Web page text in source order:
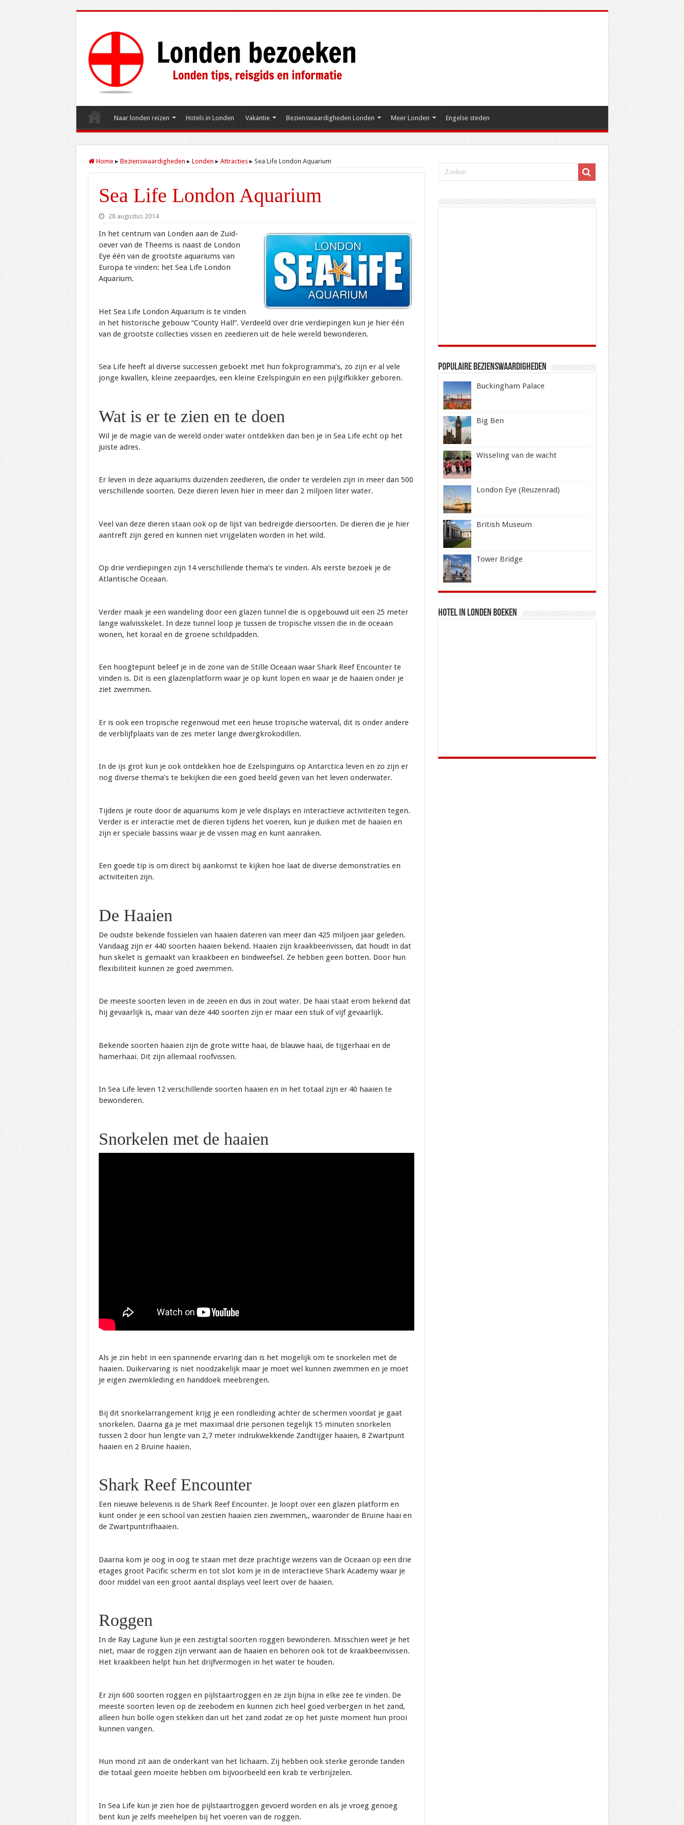
Naar londen reizen Hotels in Londen Vakantie Bezienswaardigheden Londen Meer Londen Engelse steden
Home ▸ Bezienswaardigheden ▸ Londen ▸ Attracties ▸ Sea Life London Aquarium
Sea Life London Aquarium
28 augustus 2014
In het centrum van Londen aan de Zuid-
oever van de Theems is naast de London
Eye één van de grootste aquariums van
Europa te vinden: het Sea Life London
Aquarium.
Het Sea Life London Aquarium is te vinden
in het historische gebouw “County Hall”. Verdeeld over drie verdiepingen kun je hier één
van de grootste collecties vissen en zeedieren uit de hele wereld bewonderen.
Sea Life heeft al diverse successen geboekt met hun fokprogramma’s, zo zijn er al vele
jonge kwallen, kleine zeepaardjes, een kleine Ezelspinguïn en een pijlgifkikker geboren.
Wat is er te zien en te doen
Wil je de magie van de wereld onder water ontdekken dan ben je in Sea Life echt op het
juiste adres.
Er leven in deze aquariums duizenden zeedieren, die onder te verdelen zijn in meer dan 500
verschillende soorten. Deze dieren leven hier in meer dan 2 miljoen liter water.
Veel van deze dieren staan ook op de lijst van bedreigde diersoorten. De dieren die je hier
aantreft zijn gered en kunnen niet vrijgelaten worden in het wild.
Op drie verdiepingen zijn 14 verschillende thema’s te vinden. Als eerste bezoek je de
Atlantische Oceaan.
Verder maak je een wandeling door een glazen tunnel die is opgebouwd uit een 25 meter
lange walvisskelet. In deze tunnel loop je tussen de tropische vissen die in de oceaan
wonen, het koraal en de groene schildpadden.
Een hoogtepunt beleef je in de zone van de Stille Oceaan waar Shark Reef Encounter te
vinden is. Dit is een glazenplatform waar je op kunt lopen en waar je de haaien onder je
ziet zwemmen.
Er is ook een tropische regenwoud met een heuse tropische waterval, dit is onder andere
de verblijfplaats van de zes meter lange dwergkrokodillen.
In de ijs grot kun je ook ontdekken hoe de Ezelspinguïns op Antarctica leven en zo zijn er
nog diverse thema’s te bekijken die een goed beeld geven van het leven onderwater.
Tijdens je route door de aquariums kom je vele displays en interactieve activiteiten tegen.
Verder is er interactie met de dieren tijdens het voeren, kun je duiken met de haaien en
zijn er speciale bassins waar je de vissen mag en kunt aanraken.
Een goede tip is om direct bij aankomst te kijken hoe laat de diverse demonstraties en
activiteiten zijn.
De Haaien
De oudste bekende fossielen van haaien dateren van meer dan 425 miljoen jaar geleden.
Vandaag zijn er 440 soorten haaien bekend. Haaien zijn kraakbeenvissen, dat houdt in dat
hun skelet is gemaakt van kraakbeen en bindweefsel. Ze hebben geen botten. Door hun
flexibiliteit kunnen ze goed zwemmen.
De meeste soorten leven in de zeeën en dus in zout water. De haai staat erom bekend dat
hij gevaarlijk is, maar van deze 440 soorten zijn er maar een stuk of vijf gevaarlijk.
Bekende soorten haaien zijn de grote witte haai, de blauwe haai, de tijgerhaai en de
hamerhaai. Dit zijn allemaal roofvissen.
In Sea Life leven 12 verschillende soorten haaien en in het totaal zijn er 40 haaien te
bewonderen.
Snorkelen met de haaien
Als je zin hebt in een spannende ervaring dan is het mogelijk om te snorkelen met de
haaien. Duikervaring is niet noodzakelijk maar je moet wel kunnen zwemmen en je moet
je eigen zwemkleding en handdoek meebrengen.
Bij dit snorkelarrangement krijg je een rondleiding achter de schermen voordat je gaat
snorkelen. Daarna ga je met maximaal drie personen tegelijk 15 minuten snorkelen
tussen 2 door hun lengte van 2,7 meter indrukwekkende Zandtijger haaien, 8 Zwartpunt
haaien en 2 Bruine haaien.
Shark Reef Encounter
Een nieuwe belevenis is de Shark Reef Encounter. Je loopt over een glazen platform en
kunt onder je een school van zestien haaien zien zwemmen,, waaronder de Bruine haai en
de Zwartpuntrifhaaien.
Daarna kom je oog in oog te staan met deze prachtige wezens van de Oceaan op een drie
etages groot Pacific scherm en tot slot kom je in de interactieve Shark Academy waar je
door middel van een groot aantal displays veel leert over de haaien.
Roggen
In de Ray Lagune kun je een zestigtal soorten roggen bewonderen. Misschien weet je het
niet, maar de roggen zijn verwant aan de haaien en behoren ook tot de kraakbeenvissen.
Het kraakbeen helpt hun het drijfvermogen in het water te houden.
Er zijn 600 soorten roggen en pijlstaartroggen en ze zijn bijna in elke zee te vinden. De
meeste soorten leven op de zeebodem en kunnen zich heel goed verbergen in het zand,
alleen hun bolle ogen stekken dan uit het zand zodat ze op het juiste moment hun prooi
kunnen vangen.
Hun mond zit aan de onderkant van het lichaam. Zij hebben ook sterke geronde tanden
die totaal geen moeite hebben om bijvoorbeeld een krab te verbrijzelen.
In Sea Life kun je zien hoe de pijlstaartroggen gevoerd worden en als je vroeg genoeg
bent kun je zelfs meehelpen bij het voeren van de roggen.
Populaire Bezienswaardigheden
Buckingham Palace
Big Ben
Wisseling van de wacht
London Eye (Reuzenrad)
British Museum
Tower Bridge
Hotel in Londen boeken